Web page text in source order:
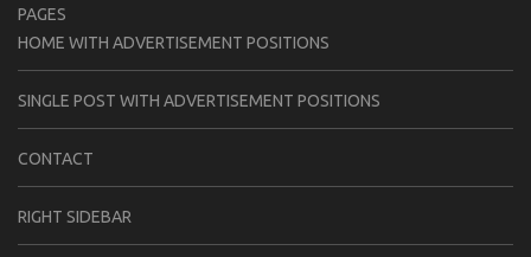
PAGES
HOME WITH ADVERTISEMENT POSITIONS
SINGLE POST WITH ADVERTISEMENT POSITIONS
CONTACT
RIGHT SIDEBAR